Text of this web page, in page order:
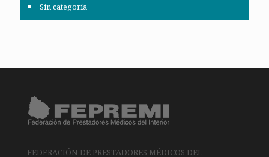
Sin categoría
FEDERACIÓN DE PRESTADORES MÉDICOS DEL